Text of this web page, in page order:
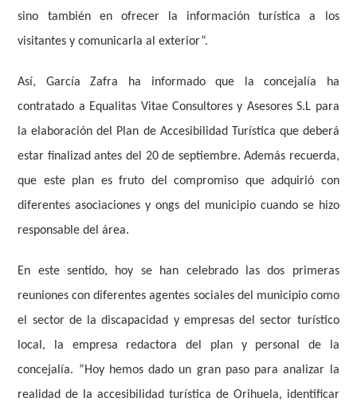
sino también en ofrecer la información turística a los
visitantes y comunicarla al exterior”.
Así, García Zafra ha informado que la concejalía ha
contratado a Equalitas Vitae Consultores y Asesores S.L para
la elaboración del Plan de Accesibilidad Turística que deberá
estar finalizad antes del 20 de septiembre. Además recuerda,
que este plan es fruto del compromiso que adquirió con
diferentes asociaciones y ongs del municipio cuando se hizo
responsable del área.
En este sentido, hoy se han celebrado las dos primeras
reuniones con diferentes agentes sociales del municipio como
el sector de la discapacidad y empresas del sector turístico
local, la empresa redactora del plan y personal de la
concejalía. “Hoy hemos dado un gran paso para analizar la
realidad de la accesibilidad turística de Orihuela, identificar